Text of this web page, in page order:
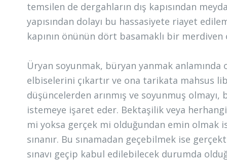
temsilen de dergahların dış kapısından
yapısından dolayı bu hassasiyete riayet
kapının önünün dört basamaklı bir
Üryan soyunmak, büryan yanmak
elbiselerini çıkartır ve ona tarikata mahsus
düşüncelerden arınmış ve soyunmuş
istemeye işaret eder. Bektaşilik veya
mi yoksa gerçek mi olduğundan emin
sınanır. Bu sınamadan geçebilmek ise
sınavı geçip kabul edilebilecek durumda